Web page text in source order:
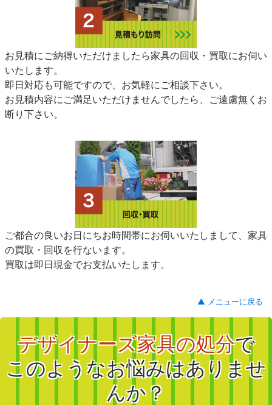
お見積にご納得いただけましたら家具の回収・買取にお伺い
いたします。
即日対応も可能ですので、お気軽にご相談下さい。
お見積内容にご満足いただけませんでしたら、ご遠慮無くお
断り下さい。
ご都合の良いお日にちお時間帯にお伺いいたしまして、家具
の買取・回収を行ないます。
買取は即日現金でお支払いたします。
▲ メニューに戻る
デザイナーズ家具の処分で
このようなお悩みはありませ
んか？